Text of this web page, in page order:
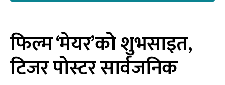
फिल्म ‘मेयर’को शुभसाइत,
टिजर पोस्टर सार्वजनिक